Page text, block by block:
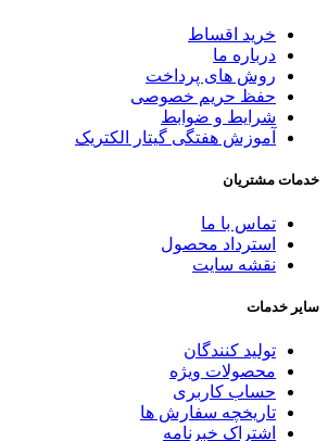
خرید اقساط
درباره ما
روش های پرداخت
حفظ حریم خصوصی
شرایط و ضوابط
آموزش هفتگی گیتار الکتریک
خدمات مشتریان
تماس با ما
استرداد محصول
نقشه سایت
سایر خدمات
تولید کنندگان
محصولات ویژه
حساب کاربری
تاریخچه سفارش ها
اشتراک خبرنامه